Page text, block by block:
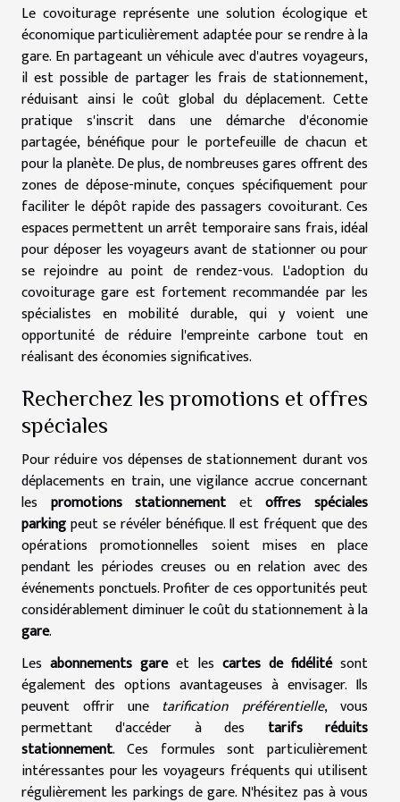
Le covoiturage représente une solution écologique et
économique particulièrement adaptée pour se rendre à la
gare. En partageant un véhicule avec d'autres voyageurs,
il est possible de partager les frais de stationnement,
réduisant ainsi le coût global du déplacement. Cette
pratique s'inscrit dans une démarche d'économie
partagée, bénéfique pour le portefeuille de chacun et
pour la planète. De plus, de nombreuses gares offrent des
zones de dépose-minute, conçues spécifiquement pour
faciliter le dépôt rapide des passagers covoiturant. Ces
espaces permettent un arrêt temporaire sans frais, idéal
pour déposer les voyageurs avant de stationner ou pour
se rejoindre au point de rendez-vous. L'adoption du
covoiturage gare est fortement recommandée par les
spécialistes en mobilité durable, qui y voient une
opportunité de réduire l'empreinte carbone tout en
réalisant des économies significatives.
Recherchez les promotions et offres
spéciales
Pour réduire vos dépenses de stationnement durant vos
déplacements en train, une vigilance accrue concernant
les promotions stationnement etoffres spéciales
parkingpeut se révéler bénéfique. Il est fréquent que des
opérations promotionnelles soient mises en place
pendant les périodes creuses ou en relation avec des
événements ponctuels. Profiter de ces opportunités peut
considérablement diminuer le coût du stationnement à la
gare.
Lesabonnements gareet les cartes de fidélitésont
également des options avantageuses à envisager. Ils
peuvent offrir une tarification préférentielle, vous
permettant d'accéder à des tarifs réduits
stationnement. Ces formules sont particulièrement
intéressantes pour les voyageurs fréquents qui utilisent
régulièrement les parkings de gare. N'hésitez pas à vous